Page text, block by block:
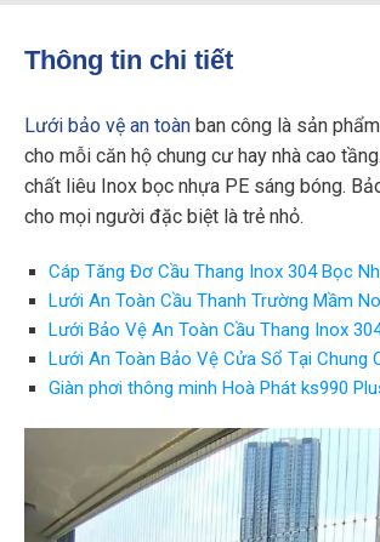
Thông tin chi tiết
Lưới bảo vệ an toàn ban công là sản
cho mỗi căn hộ chung cư hay nhà cao
chất liêu Inox bọc nhựa PE sáng bóng.
cho mọi người đặc biệt là trẻ nhỏ.
Cáp Tăng Đơ Cầu Thang Inox 304 Bọc
Lưới An Toàn Cầu Thanh Trường Mầm
Lưới Bảo Vệ An Toàn Cầu Thang Inox
Lưới An Toàn Bảo Vệ Cửa Sổ Tại Chung
Giàn phơi thông minh Hoà Phát ks990